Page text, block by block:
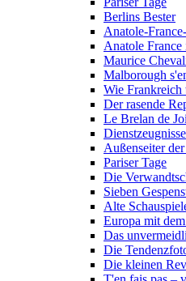
Berlins Bester
Anatole-
Anatole
Maurice
Malborough
Wie Frankreich
Der rasende
Le Brelan de
Dienstzeugnisse
Außenseiter
Pariser Tage
Die
Sieben
Alte
Europa mit
Das
Die
Die kleinen